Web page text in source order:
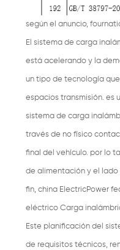
según el anuncio,
El sistema de carga
está acelerando y la
un tipo de tecnología
espacios transmisión. es
sistema de carga
través de no físico
final del vehículo. por lo
de alimentación y el
fin, china ElectricPower
eléctrico Carga
Este planificación del
de requisitos técnicos,